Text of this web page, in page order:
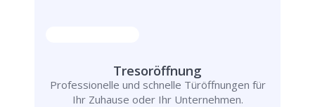
Tresoröffnung
Professionelle und schnelle Türöffnungen für
Ihr Zuhause oder Ihr Unternehmen.